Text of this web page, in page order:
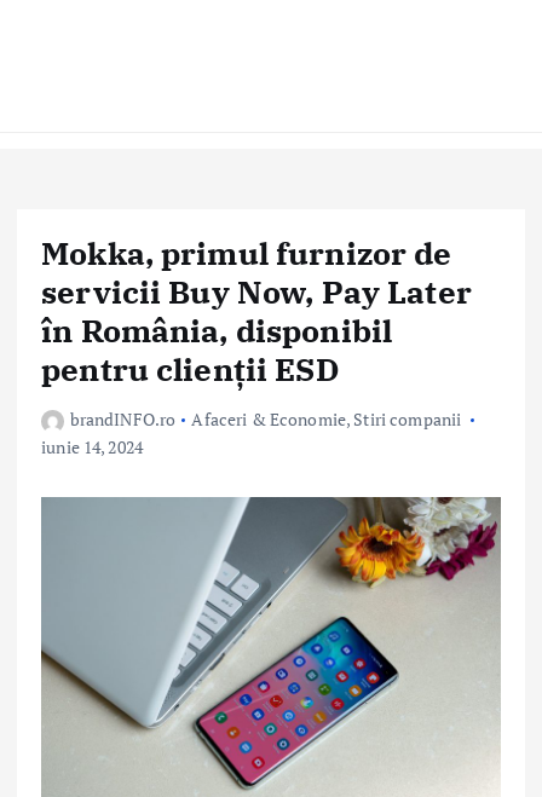
Mokka, primul furnizor de
servicii Buy Now, Pay Later
în România, disponibil
pentru clienții ESD
brandINFO.ro Afaceri & Economie, Stiri companii
iunie 14, 2024